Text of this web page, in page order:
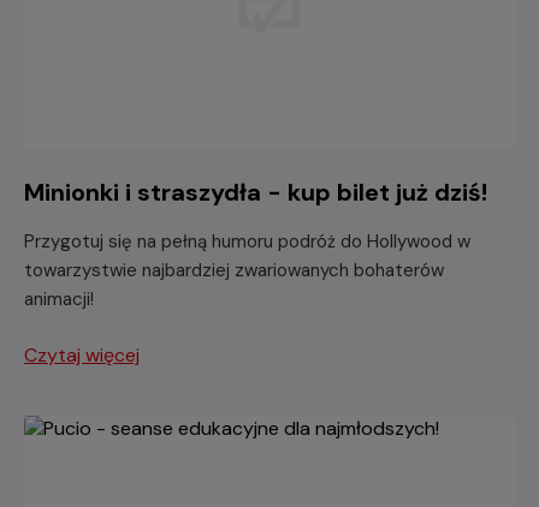
Minionki i straszydła - kup bilet już dziś!
Przygotuj się na pełną humoru podróż do Hollywood w
towarzystwie najbardziej zwariowanych bohaterów
animacji!
Czytaj więcej